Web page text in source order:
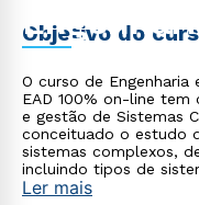
Sistemas
Objetivo do
O curso de
EAD 100% on-line tem
e gestão de Sistemas
conceituado o estudo
sistemas complexos,
incluindo tipos de
Ler mais